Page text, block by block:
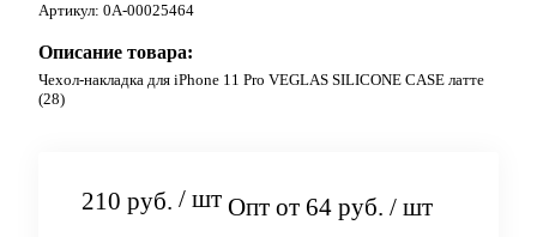
Артикул: 0А-00025464
Описание товара:
Чехол-накладка для iPhone 11 Pro VEGLAS SILICONE CASE латте
(28)
210 руб. / шт Опт от 64 руб. / шт